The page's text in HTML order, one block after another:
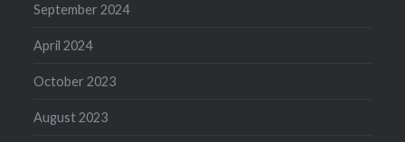
September 2024
April 2024
October 2023
August 2023